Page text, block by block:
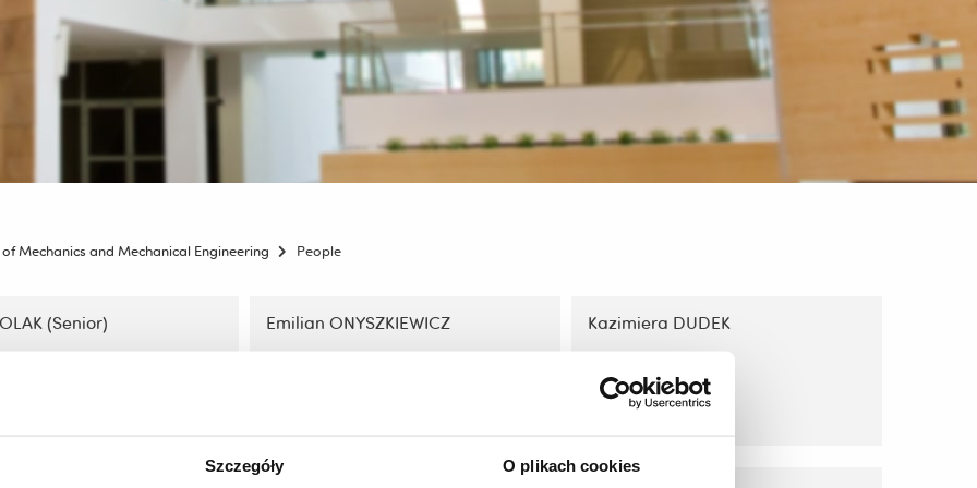
Szczegóły O plikach cookies
Mechanics and Mechanical Engineering People
(Senior) Emilian ONYSZKIEWICZ Kazimiera DUDEK
Read More